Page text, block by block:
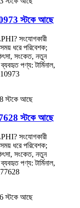
স্টকে আছে
সংযোগকারী
ধরে পরিবেশক;
সংকেত, নতুন
পণ্য: টার্মিনাল,
স্টকে আছে
সংযোগকারী
ধরে পরিবেশক;
সংকেত, নতুন
পণ্য: টার্মিনাল,